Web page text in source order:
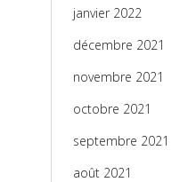
janvier 2022
décembre 2021
novembre 2021
octobre 2021
septembre 2021
août 2021